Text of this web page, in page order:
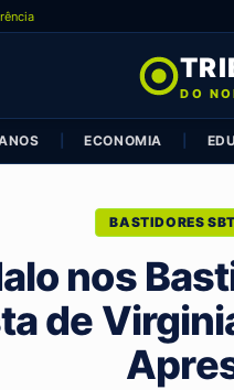
DO
ECONOMIA
BASTIDORES SBT
nos
de